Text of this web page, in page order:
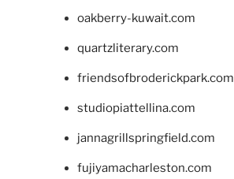
oakberry-kuwait.com
quartzliterary.com
friendsofbroderickpark.com
studiopiattellina.com
jannagrillspringfield.com
fujiyamacharleston.com